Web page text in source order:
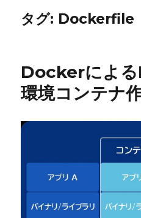
タグ: Dockerfile
Dockerによ
環境コンテナ